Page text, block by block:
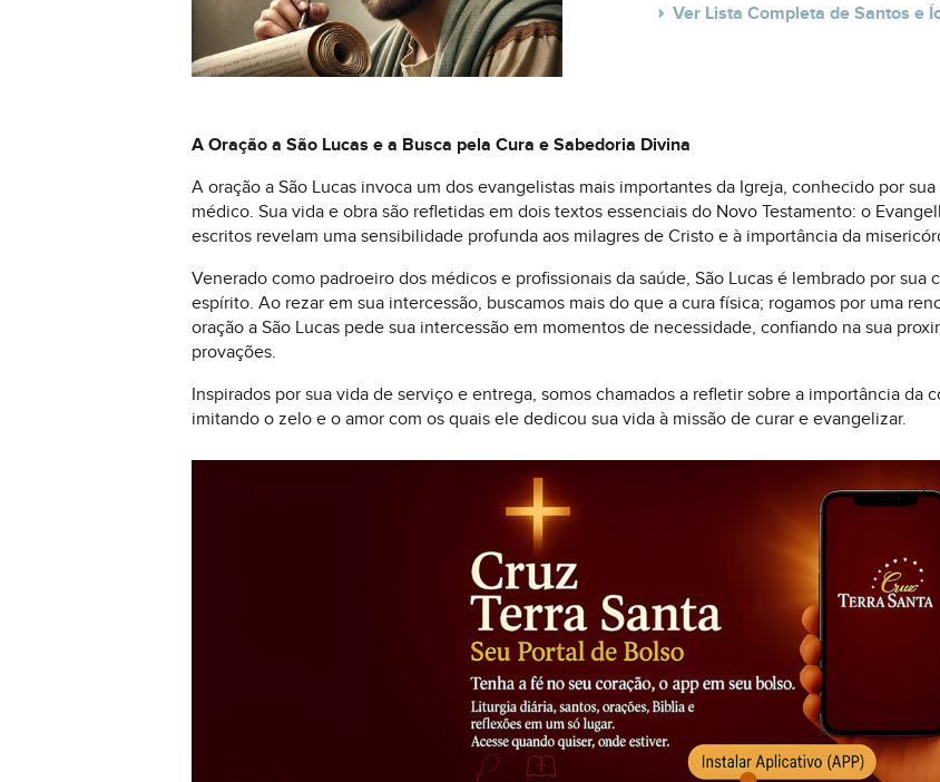
Ver Lista Completa de Santos e
A Oração a São Lucas e a Busca pela Cura e Sabedoria Divina
A oração a São Lucas invoca um dos evangelistas mais importantes da Igreja, conhecido por
médico. Sua vida e obra são refletidas em dois textos essenciais do Novo Testamento: o
escritos revelam uma sensibilidade profunda aos milagres de Cristo e à importância da
Venerado como padroeiro dos médicos e profissionais da saúde, São Lucas é lembrado por
espírito. Ao rezar em sua intercessão, buscamos mais do que a cura física; rogamos por uma
oração a São Lucas pede sua intercessão em momentos de necessidade, confiando na sua
provações.
Inspirados por sua vida de serviço e entrega, somos chamados a refletir sobre a importância da
imitando o zelo e o amor com os quais ele dedicou sua vida à missão de curar e evangelizar.